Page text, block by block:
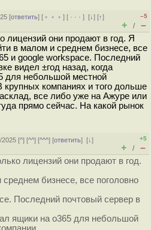
[ответить] [ ﹢﹢﹢] [ · · ·][↓] [↑]
–5
+ / –
лицензий они продают в год. Я
в малом и среднем бизнесе, все
и google workspace. Последний
видел ±год назад, когда
для небольшой местной
крупных компаниях и того дольше
все либо уже на Ажуре или
прямо сейчас. На какой рынок
2025 [^] [^^] [^^^] [ответить][↓]
+5
+ / –
лицензий они продают в год.
бизнесе, все поголовно
Последний почтовый сервер в
ящики на o365 для небольшой